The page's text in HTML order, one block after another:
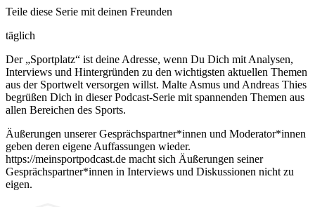
Teile diese Serie mit deinen Freunden
täglich
Der „Sportplatz“ ist deine Adresse, wenn Du Dich mit Analysen,
Interviews und Hintergründen zu den wichtigsten aktuellen Themen
aus der Sportwelt versorgen willst. Malte Asmus und Andreas Thies
begrüßen Dich in dieser Podcast-Serie mit spannenden Themen aus
allen Bereichen des Sports.
Äußerungen unserer Gesprächspartner*innen und Moderator*innen
geben deren eigene Auffassungen wieder.
https://meinsportpodcast.de macht sich Äußerungen seiner
Gesprächspartner*innen in Interviews und Diskussionen nicht zu
eigen.